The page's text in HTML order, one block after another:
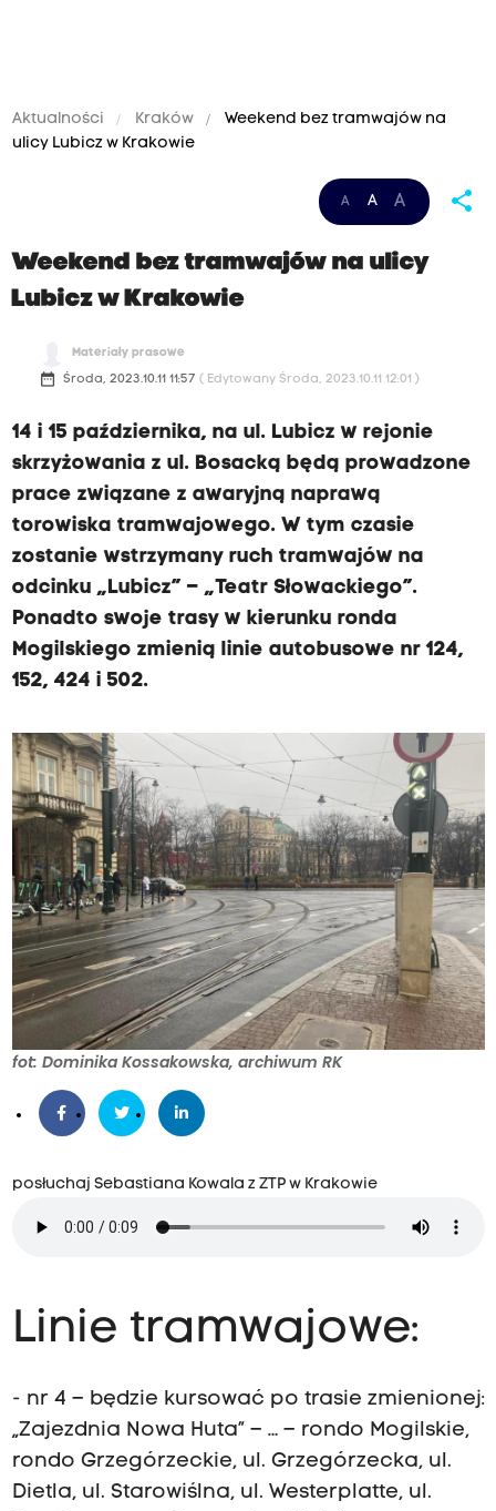
Aktualności Kraków
Weekend bez tramwajów na
ulicy Lubicz w Krakowie
A A A share
Weekend bez tramwajów na ulicy
Lubicz w Krakowie
Materiały prasowe
date_range Środa, 2023.10.11 11:57 ( Edytowany Środa, 2023.10.11 12:01 )
14 i 15 października, na ul. Lubicz w rejonie
skrzyżowania z ul. Bosacką będą prowadzone
prace związane z awaryjną naprawą
torowiska tramwajowego. W tym czasie
zostanie wstrzymany ruch tramwajów na
odcinku „Lubicz” – „Teatr Słowackiego”.
Ponadto swoje trasy w kierunku ronda
Mogilskiego zmienią linie autobusowe nr 124,
152, 424 i 502.
fot: Dominika Kossakowska, archiwum RK
posłuchaj Sebastiana Kowala z ZTP w Krakowie
Linie tramwajowe:
- nr 4 – będzie kursować po trasie zmienionej:
„Zajezdnia Nowa Huta” – … – rondo Mogilskie,
rondo Grzegórzeckie, ul. Grzegórzecka, ul.
Dietla, ul. Starowiślna, ul. Westerplatte, ul.